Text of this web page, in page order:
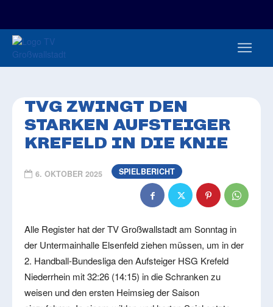
TVG ZWINGT DEN
STARKEN AUFSTEIGER
KREFELD IN DIE KNIE
6. OKTOBER 2025 SPIELBERICHT
Alle Register hat der TV Großwallstadt am Sonntag in
der Untermainhalle Elsenfeld ziehen müssen, um in der
2. Handball-Bundesliga den Aufsteiger HSG Krefeld
Niederrhein mit 32:26 (14:15) in die Schranken zu
weisen und den ersten Heimsieg der Saison